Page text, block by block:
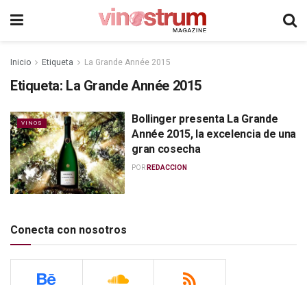
Inicio Etiqueta La Grande Année 2015
Etiqueta: La Grande Année 2015
VINOS
Bollinger presenta La Grande
Année 2015, la excelencia de una
gran cosecha
POR REDACCION
Conecta con nosotros